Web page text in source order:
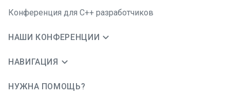
Конференция для C++ разработчиков
НАШИ КОНФЕРЕНЦИИ
НАВИГАЦИЯ
НУЖНА ПОМОЩЬ?